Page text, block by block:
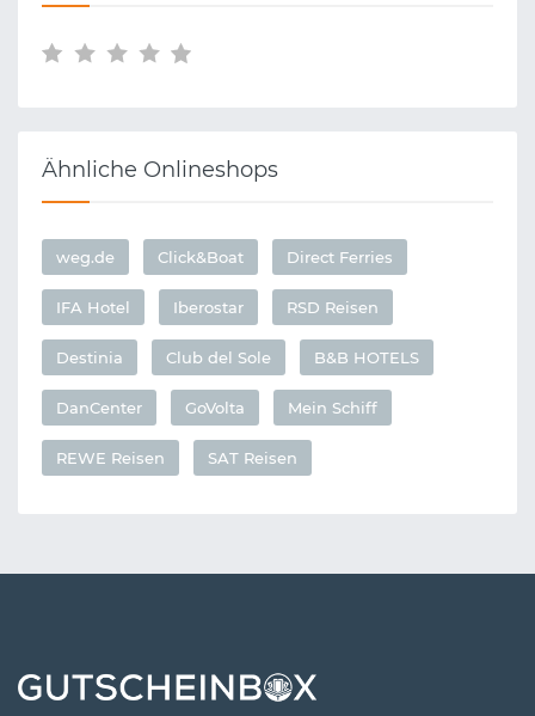
Ähnliche Onlineshops
weg.de Click&Boat Direct Ferries
IFA Hotel Iberostar RSD Reisen
Destinia Club del Sole B&B HOTELS
DanCenter GoVolta Mein Schiff
REWE Reisen SAT Reisen